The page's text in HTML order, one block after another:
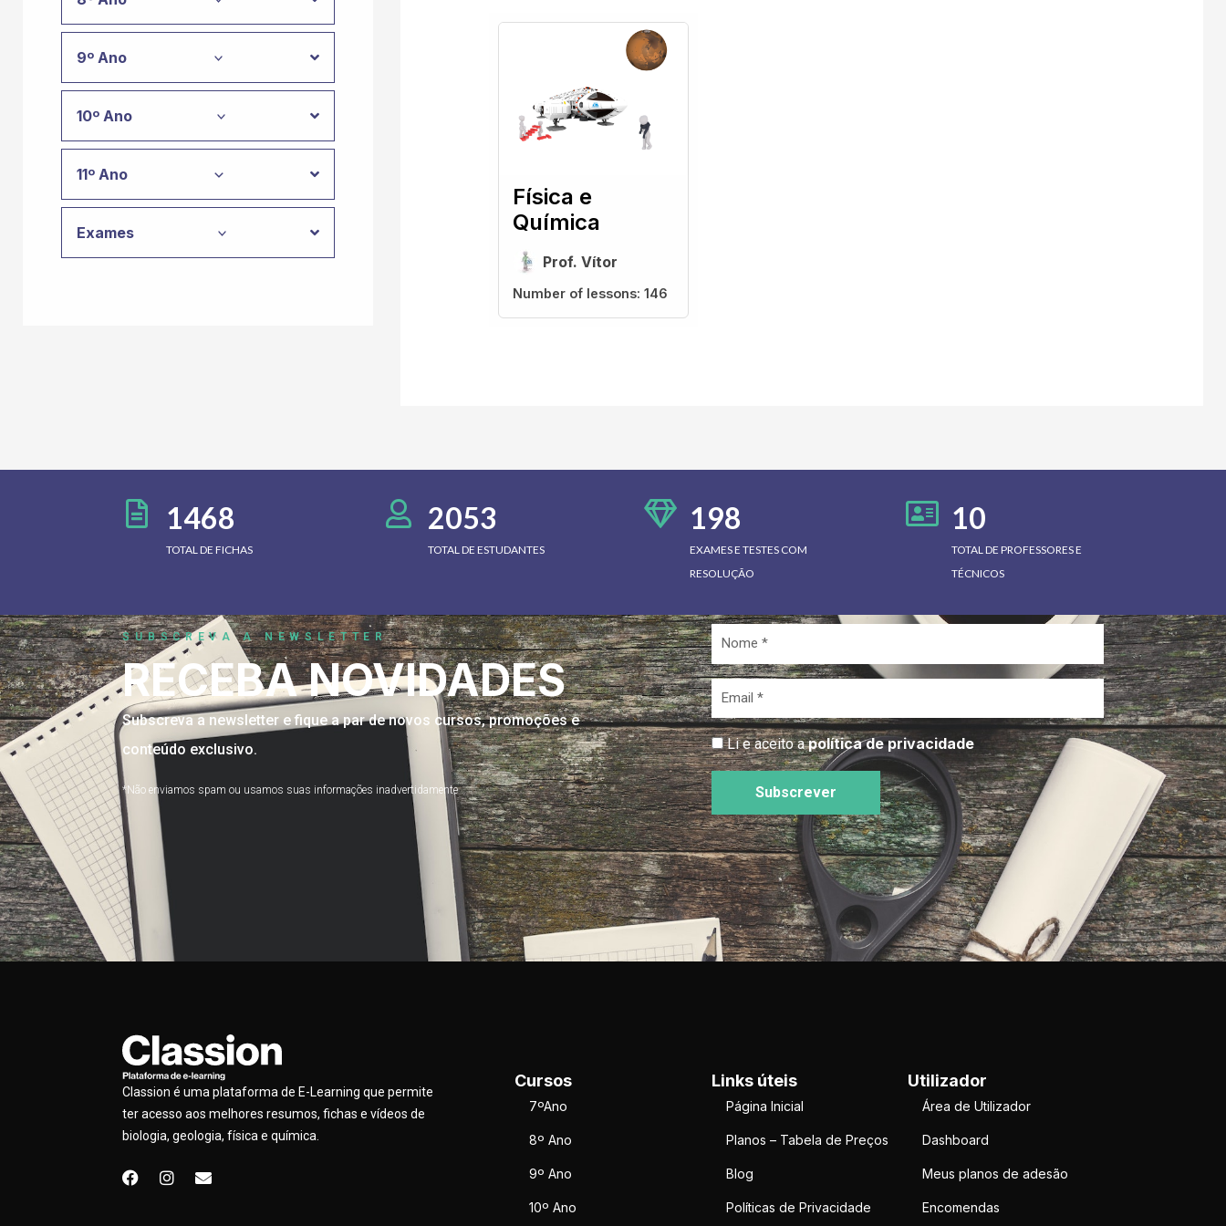
9º Ano
10º Ano
11º Ano
Exames
Física e
Química
Prof. Vítor
Number of lessons: 146
1468
TOTAL DE FICHAS
2053
TOTAL DE ESTUDANTES
198
EXAMES E TESTES COM
RESOLUÇÃO
10
TOTAL DE PROFESSORES E
TÉCNICOS
SUBSCREVA A NEWSLETTER
RECEBA NOVIDADES
Subscreva a newsletter e fique a par de novos cursos, promoções e
conteúdo exclusivo.
*Não enviamos spam ou usamos suas informações inadvertidamente
Nome
*
Email
*
Li e aceito apolítica de privacidade
Subscrever
Classion é uma plataforma de E-Learning que permite
ter acesso aos melhores resumos, fichas e vídeos de
biologia, geologia, física e química.
F
I
E
Cursos
7ºAno
8º Ano
9º Ano
10º Ano
Links úteis
Página Inicial
Planos – Tabela de Preços
Blog
Políticas de Privacidade
Utilizador
Área de Utilizador
Dashboard
Meus planos de adesão
Encomendas